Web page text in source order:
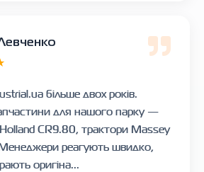
більше двох років.
для нашого парку —
CR9.80, трактори Massey
реагують швидко,
оригіна...